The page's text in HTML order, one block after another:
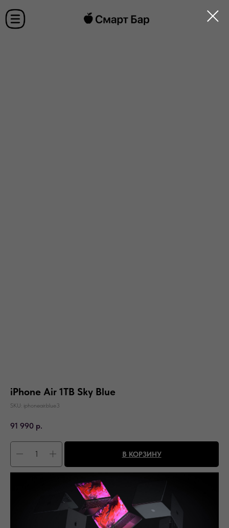
iPhone Air 1TB Sky Blue
SKU: iphoneair.blue3
91 990 р.
В КОРЗИНУ
Имеет недостаток в виде невозможности предустановки RuStore